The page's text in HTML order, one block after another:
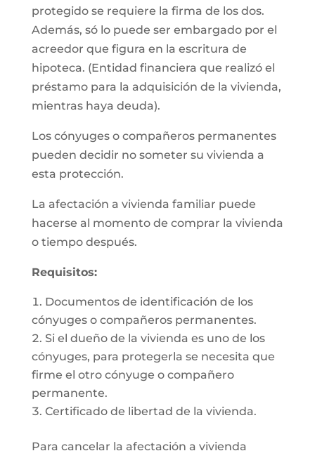
protegido se requiere la firma de los dos.
Además, só lo puede ser embargado por el
acreedor que figura en la escritura de
hipoteca. (Entidad financiera que realizó el
préstamo para la adquisición de la vivienda,
mientras haya deuda).
Los cónyuges o compañeros permanentes
pueden decidir no someter su vivienda a
esta protección.
La afectación a vivienda familiar puede
hacerse al momento de comprar la vivienda
o tiempo después.
Requisitos:
Documentos de identificación de los
cónyuges o compañeros permanentes.
Si el dueño de la vivienda es uno de los
cónyuges, para protegerla se necesita que
firme el otro cónyuge o compañero
permanente.
Certificado de libertad de la vivienda.
Para cancelar la afectación a vivienda